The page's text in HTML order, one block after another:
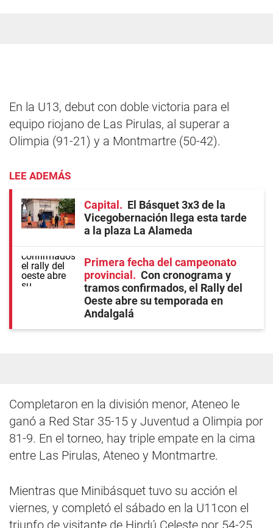
En la U13, debut con doble victoria para el
equipo riojano de Las Pirulas, al superar a
Olimpia (91-21) y a Montmartre (50-42).
LEE ADEMÁS
Capital
El Básquet 3x3 de la
Vicegobernación llega esta tarde
a la plaza La Alameda
Primera fecha del campeonato
provincial
Con cronograma y
tramos confirmados, el Rally del
Oeste abre su temporada en
Andalgalá
Completaron en la división menor, Ateneo le
ganó a Red Star 35-15 y Juventud a Olimpia por
81-9. En el torneo, hay triple empate en la cima
entre Las Pirulas, Ateneo y Montmartre.
Mientras que Minibásquet tuvo su acción el
viernes, y completó el sábado en la U11con el